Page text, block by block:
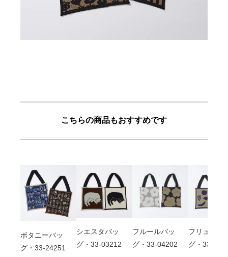
こちらの商品もおすすめです
ボタニーバッ
グ・33-24251
シエスタバッ
グ・33-03212
フルールバッ
グ・33-04202
フリュイバ
グ・33-